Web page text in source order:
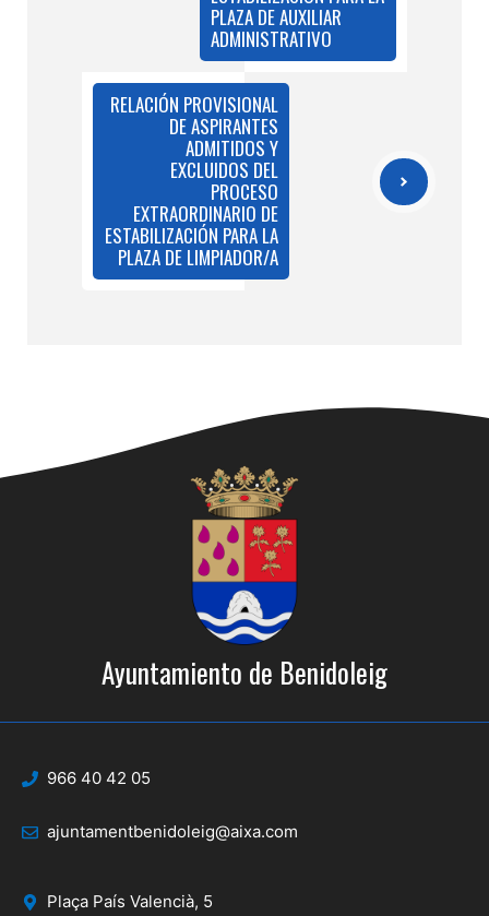
PLAZA DE AUXILIAR
ADMINISTRATIVO
RELACIÓN PROVISIONAL
DE ASPIRANTES
ADMITIDOS Y
EXCLUIDOS DEL
PROCESO
EXTRAORDINARIO DE
ESTABILIZACIÓN PARA LA
PLAZA DE LIMPIADOR/A
Ayuntamiento de Benidoleig
966 40 42 05
ajuntamentbenidoleig@aixa.com
Plaça País Valencià, 5